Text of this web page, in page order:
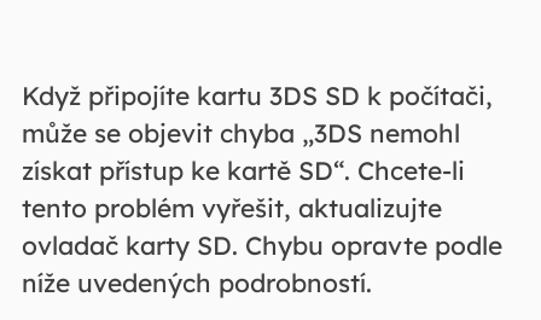
Když připojíte kartu 3DS SD k počítači,
může se objevit chyba „3DS nemohl
získat přístup ke kartě SD“. Chcete-li
tento problém vyřešit, aktualizujte
ovladač karty SD. Chybu opravte podle
níže uvedených podrobností.